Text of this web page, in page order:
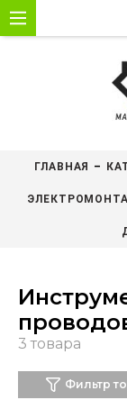
ГЛАВНАЯ
Фильтр